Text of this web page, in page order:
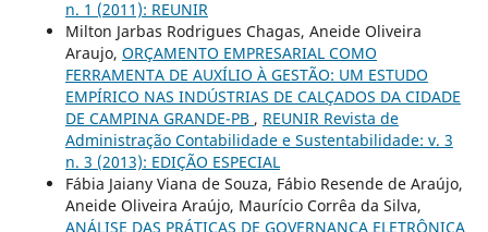
n. 1 (2011): REUNIR
Milton Jarbas Rodrigues Chagas, Aneide Oliveira
Araujo, ORÇAMENTO EMPRESARIAL COMO
FERRAMENTA DE AUXÍLIO À GESTÃO: UM ESTUDO
EMPÍRICO NAS INDÚSTRIAS DE CALÇADOS DA CIDADE
DE CAMPINA GRANDE-PB , REUNIR Revista de
Administração Contabilidade e Sustentabilidade: v. 3
n. 3 (2013): EDIÇÃO ESPECIAL
Fábia Jaiany Viana de Souza, Fábio Resende de Araújo,
Aneide Oliveira Araújo, Maurício Corrêa da Silva,
ANÁLISE DAS PRÁTICAS DE GOVERNANÇA ELETRÔNICA